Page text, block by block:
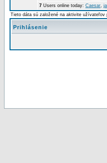
7 Users online today: Caesar,
Tieto dáta sú založené na aktivite užívateľov
Prihlásenie